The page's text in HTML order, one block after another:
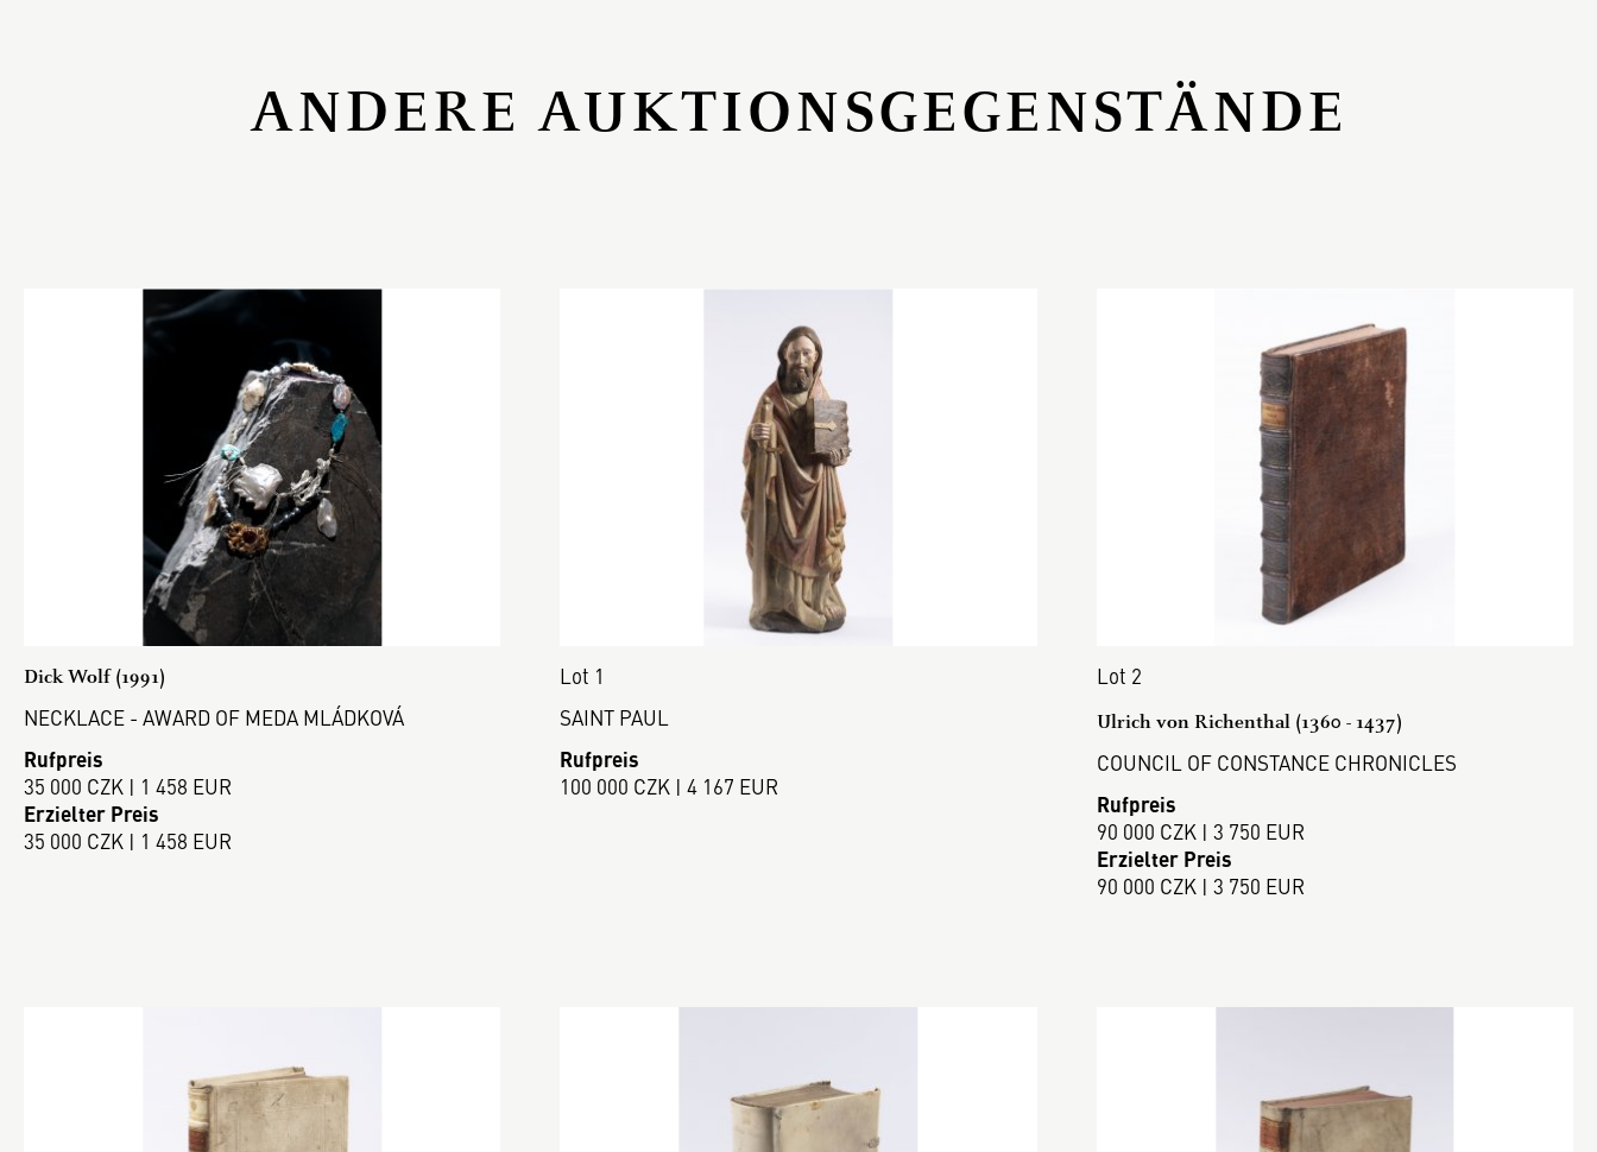
ANDERE AUKTIONSGEGENSTÄNDE
Dick Wolf (1991)
NECKLACE - AWARD OF MEDA MLÁDKOVÁ
Rufpreis
35 000 CZK | 1 458 EUR
Erzielter Preis
35 000 CZK | 1 458 EUR
Lot 1
SAINT PAUL
Rufpreis
100 000 CZK | 4 167 EUR
Lot 2
Ulrich von Richenthal (1360 - 1437)
COUNCIL OF CONSTANCE CHRONICLES
Rufpreis
90 000 CZK | 3 750 EUR
Erzielter Preis
90 000 CZK | 3 750 EUR